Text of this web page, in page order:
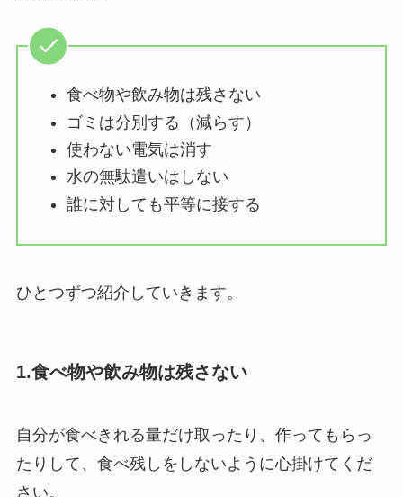
食べ物や飲み物は残さない
ゴミは分別する（減らす）
使わない電気は消す
水の無駄遣いはしない
誰に対しても平等に接する
ひとつずつ紹介していきます。
1.食べ物や飲み物は残さない
自分が食べきれる量だけ取ったり、作ってもらっ
たりして、食べ残しをしないように心掛けてくだ
さい。